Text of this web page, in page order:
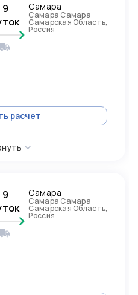
9
Самара
Самара Самара
Самарская Область,
Россия
расчет
9
Самара
Самара Самара
Самарская Область,
Россия